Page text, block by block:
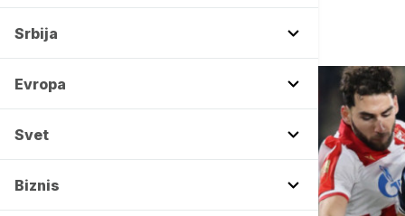
Srbija
Evropa
Svet
Biznis
Srbije